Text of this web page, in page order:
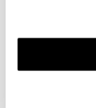
funcionalidade)
(cookies de
utilização dos